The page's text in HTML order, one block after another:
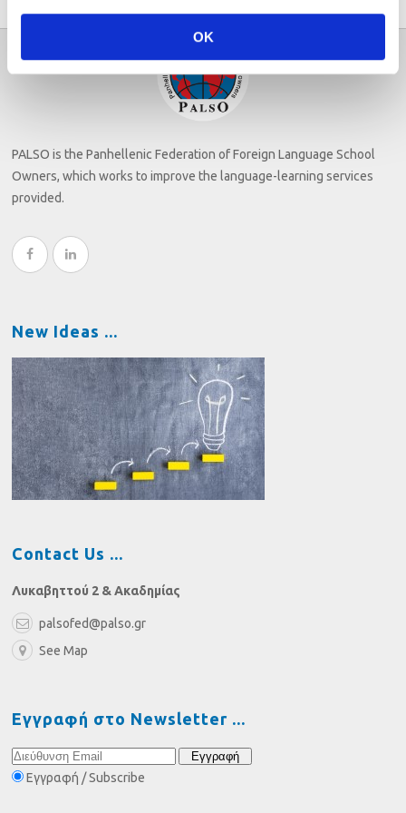
OK
PALSO is the Panhellenic Federation of Foreign Language School
Owners, which works to improve the language-learning services
provided.
New Ideas
Contact Us
Λυκαβηττού 2 & Ακαδημίας
palsofed@palso.gr
See Map
Εγγραφή στο Newsletter
Εγγραφή / Subscribe